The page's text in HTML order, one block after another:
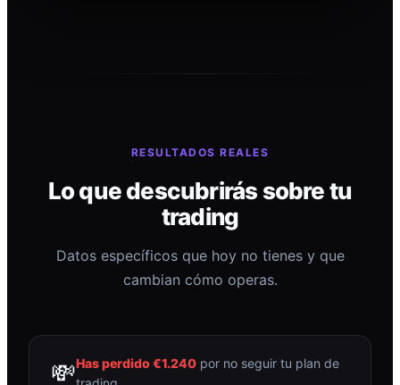
RESULTADOS REALES
Lo que descubrirás sobre tu
trading
Datos específicos que hoy no tienes y que
cambian cómo operas.
💸Has perdido €1.240 por no seguir tu plan de